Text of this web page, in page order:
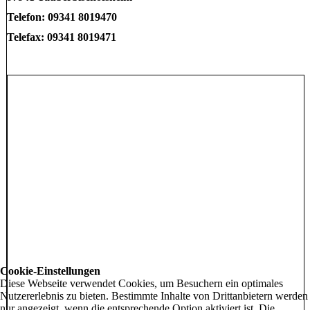
Telefon: 09341 8019470
Telefax: 09341 8019471
Cookie-Einstellungen
Diese Webseite verwendet Cookies, um Besuchern ein optimales
Nutzererlebnis zu bieten. Bestimmte Inhalte von Drittanbietern werden